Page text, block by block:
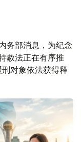
务部消息，为纪念
赦法正在有序推
对象依法获得释